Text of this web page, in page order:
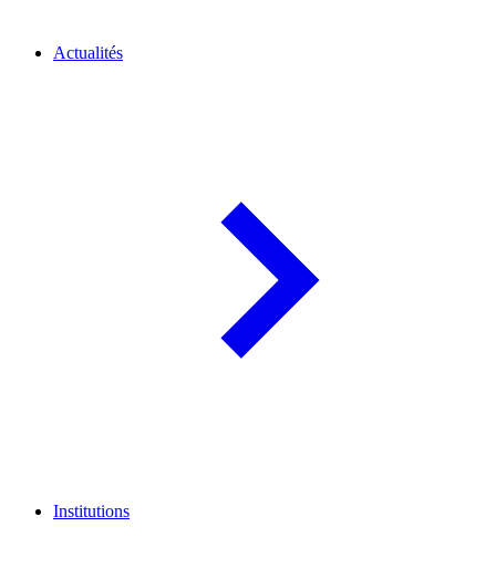
Actualités
Institutions